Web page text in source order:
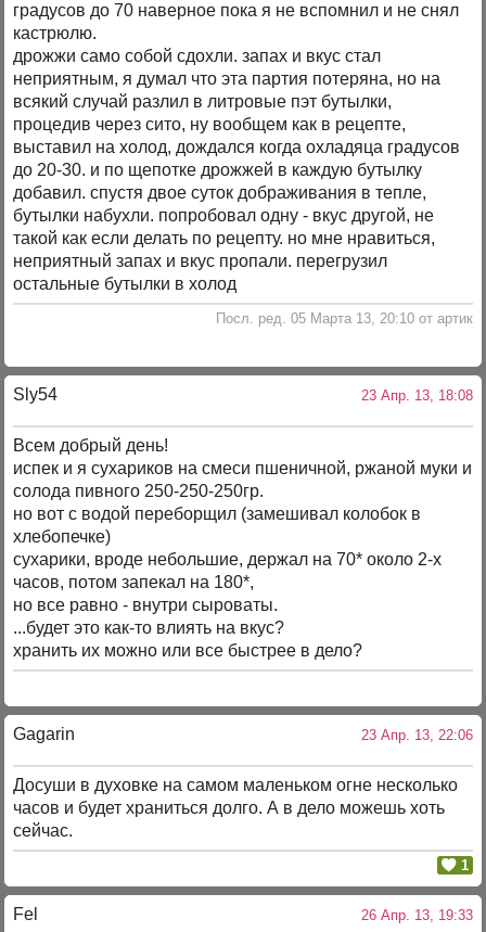
градусов до 70 наверное пока я не вспомнил и не снял
кастрюлю.
дрожжи само собой сдохли. запах и вкус стал
неприятным, я думал что эта партия потеряна, но на
всякий случай разлил в литровые пэт бутылки,
процедив через сито, ну вообщем как в рецепте,
выставил на холод, дождался когда охладяца градусов
до 20-30. и по щепотке дрожжей в каждую бутылку
добавил. спустя двое суток дображивания в тепле,
бутылки набухли. попробовал одну - вкус другой, не
такой как если делать по рецепту. но мне нравиться,
неприятный запах и вкус пропали. перегрузил
остальные бутылки в холод
Посл. ред. 05 Марта 13, 20:10 от артик
Sly54 23 Апр. 13, 18:08
Всем добрый день!
испек и я сухариков на смеси пшеничной, ржаной муки и
солода пивного 250-250-250гр.
но вот с водой переборщил (замешивал колобок в
хлебопечке)
сухарики, вроде небольшие, держал на 70* около 2-х
часов, потом запекал на 180*,
но все равно - внутри сыроваты.
...будет это как-то влиять на вкус?
хранить их можно или все быстрее в дело?
Gagarin 23 Апр. 13, 22:06
Досуши в духовке на самом маленьком огне несколько
часов и будет храниться долго. А в дело можешь хоть
сейчас.
1
Fel 26 Апр. 13, 19:33